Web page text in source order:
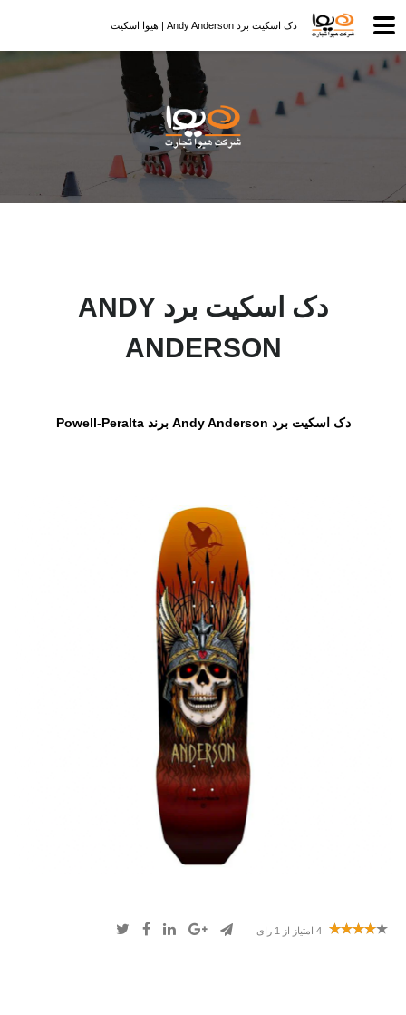
دک اسکیت برد ANDY
ANDERSON
دک اسکیت برد Andy Anderson برند Powell-Peralta
4 امتیاز از 1 رای
دک اسکیت برد Andy Anderson | هیوا اسکیت